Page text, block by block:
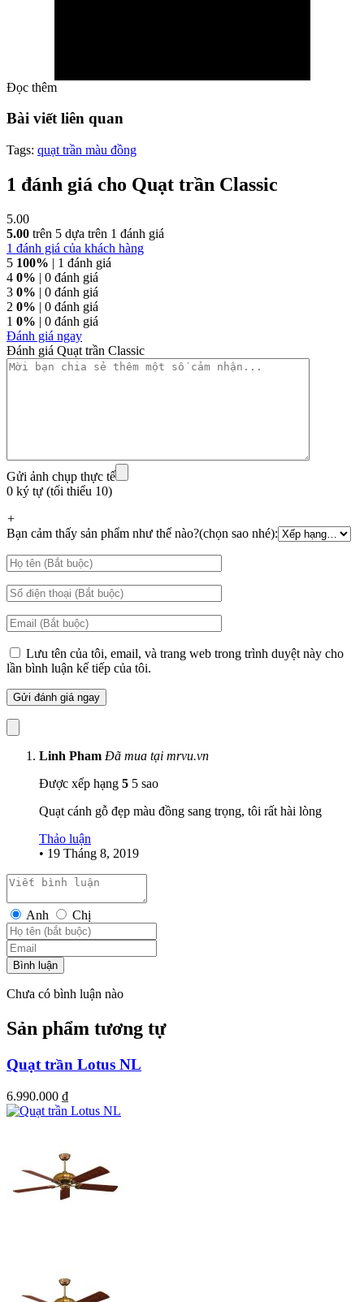
Quạt trần 5 cánh gỗ Classic
Quạt Classic lắp cho phòng khách
tại Đài Loan nên chất liệu và màu sắc vô cùng chất lượng. Cánh
quạt được làm từ gỗ plywood nguyên chất đã qua xử lý chống mối
mọt, có thể sử dụng nhiều năm mà k lo bị cong vênh, rủ cánh.Quạt
khi quay tạo GIÓ êm và mát gấp 3 lần so với các dòng quạt thông
Đọc thêm
Bài viết liên quan
Tags: quạt trần màu đồng
1 đánh giá cho Quạt trần Classic
5.00
5.00 trên 5 dựa trên 1 đánh giá
1 đánh giá của khách hàng
5 100% | 1 đánh giá
4 0% | 0 đánh giá
3 0% | 0 đánh giá
2 0% | 0 đánh giá
1 0% | 0 đánh giá
Đánh giá ngay
Đánh giá Quạt trần Classic
Gửi ảnh chụp thực tế
0 ký tự (tối thiểu 10)
+
Bạn cảm thấy sản phẩm như thế nào?(chọn sao nhé):
Lưu tên của tôi, email, và trang web trong trình duyệt này cho
lần bình luận kế tiếp của tôi.
Linh Pham Đã mua tại mrvu.vn
Được xếp hạng 5 5 sao
Quạt cánh gỗ đẹp màu đồng sang trọng, tôi rất hài lòng
Thảo luận
• 19 Tháng 8, 2019
Anh Chị
Bình luận
Chưa có bình luận nào
Sản phẩm tương tự
Quạt trần Lotus NL
6.990.000 ₫